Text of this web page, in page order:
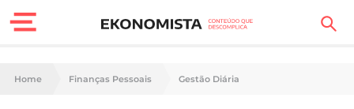
Finanças Pessoais
Home Finanças Pessoais Gestão Diária